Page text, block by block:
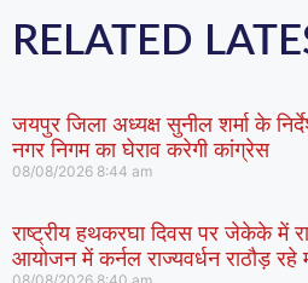
RELATED
जयपुर जिला अध्यक्ष सुनील शर्मा के
नगर निगम का घेराव करेगी कांग्रेस
08/08/2026 8:44 am
राष्ट्रीय हथकरघा दिवस पर जेकेके में
आयोजन में कर्नल राज्यवर्धन राठौड़ रहे
08/08/2026 8:40 am